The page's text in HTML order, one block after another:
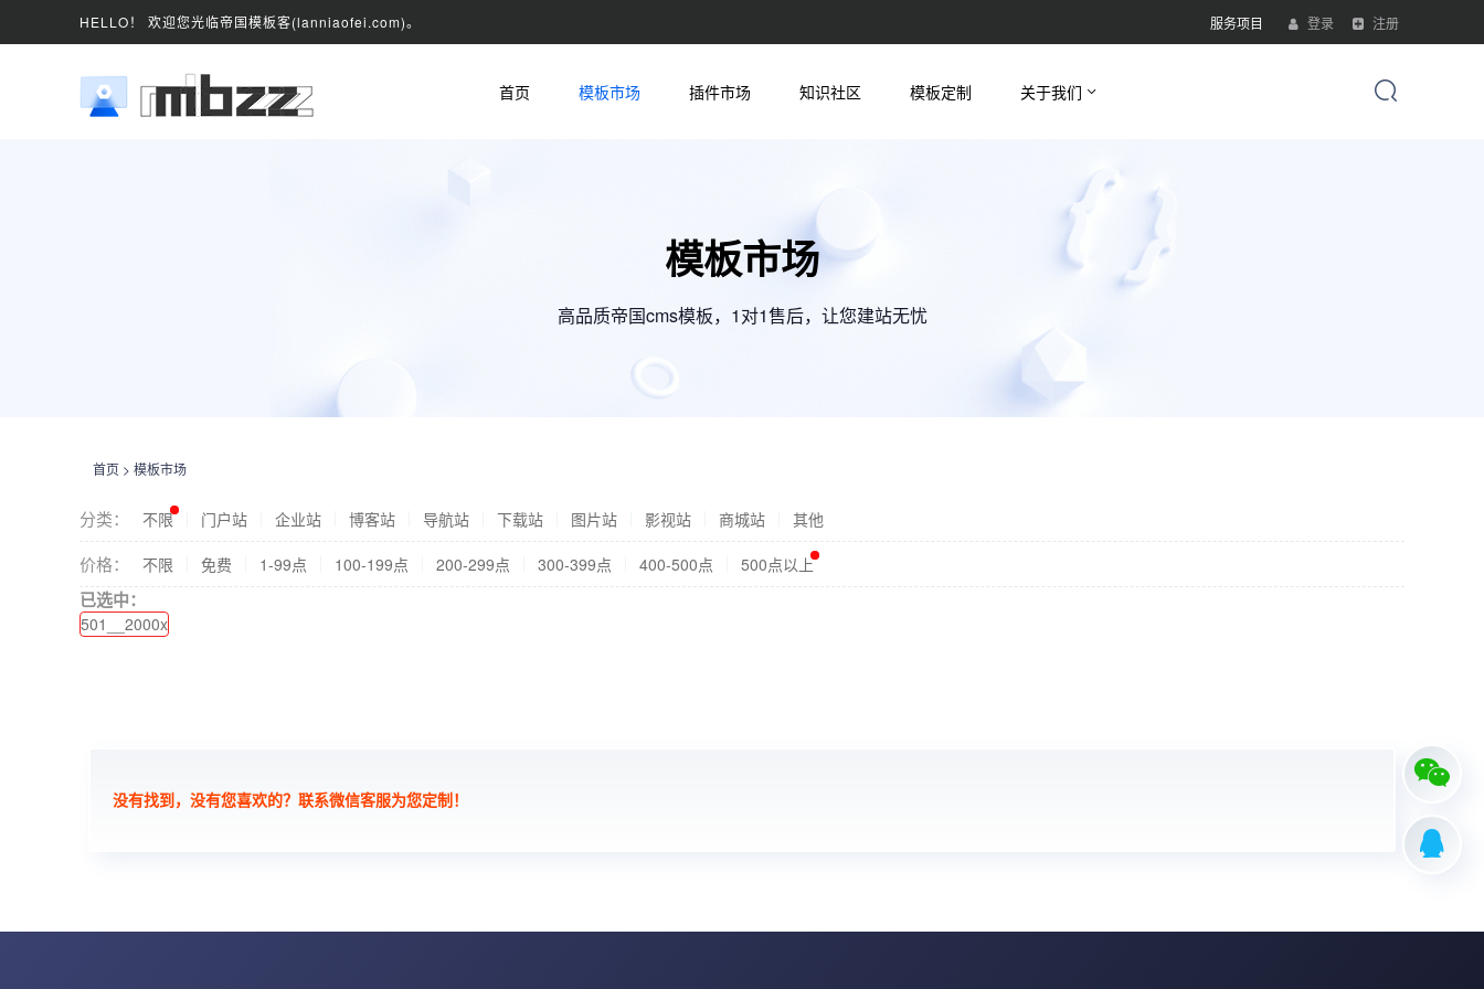
HELLO！ 欢迎您光临帝国模板客(lanniaofei.com)。 服务项目 登录 注册
首页 模板市场 插件市场 知识社区 模板定制 关于我们
模板市场
高品质帝国cms模板，1对1售后，让您建站无忧
首页 > 模板市场
分类： 不限 门户站 企业站 博客站 导航站 下载站 图片站 影视站 商城站 其他
价格： 不限 免费 1-99点 100-199点 200-299点 300-399点 400-500点 500点以上
已选中：
501__2000x
没有找到，没有您喜欢的？联系微信客服为您定制！